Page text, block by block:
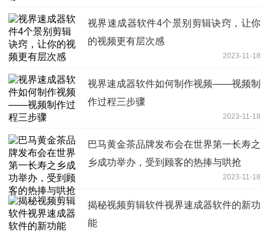
视界速成器软件4个景别剪辑诀窍，让你
的视频更有层次感
2023-11-18
视界速成器软件如何制作视频——视频制
作过程三步骤
2023-11-18
巴马黄金茶品牌发布会在世界第一长寿之
乡成功举办，受到顾客的热捧与哄抢
2023-11-18
揭秘视频剪辑软件视界速成器软件的新功
能